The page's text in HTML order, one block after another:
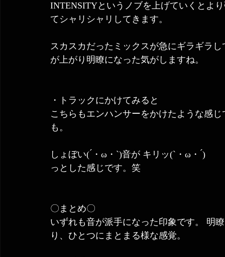
INTENSITYというノブを上げていくとよ
てシャリシャリしてきます。
スカスカだったミックスが急にギラギラ
が上がり明瞭になった気がしますね。
・トラックにかけてみると
こちらもエンハンサーをかけたような感
も。
しょぼい( ́・ω・`)音が キリッ(`・ω・ ́)
っとした感じです。笑
〇まとめ〇
いずれも音が派手になった印象です。 明
り、ひとつにまとまる様な感覚。